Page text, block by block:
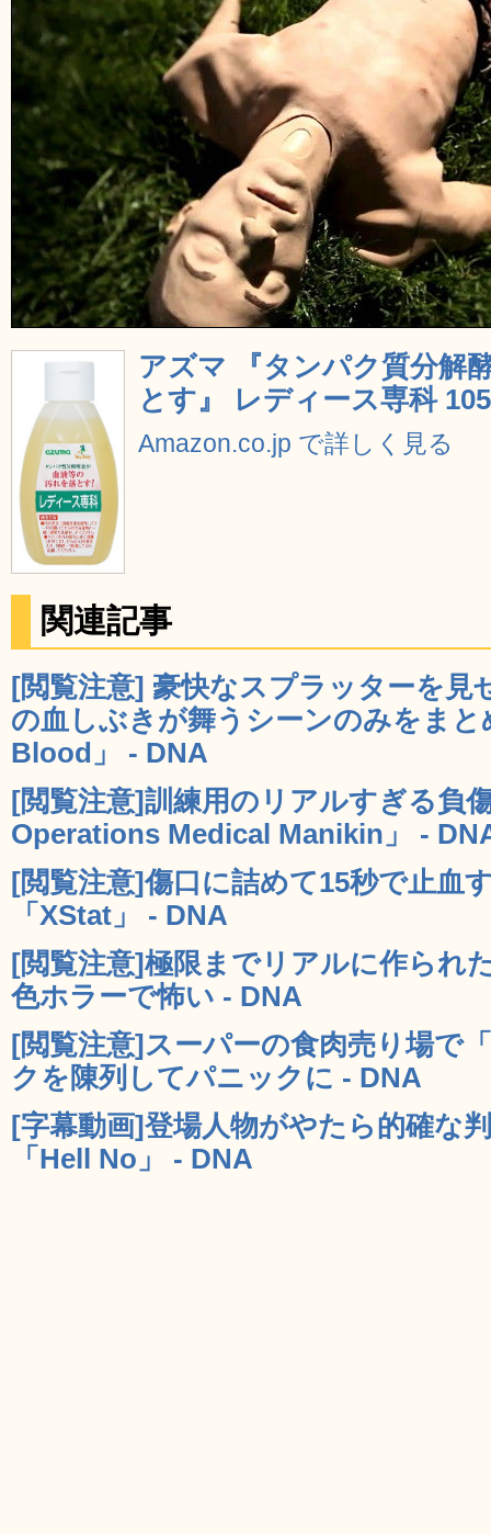
アズマ 『タンパク質分解
とす』 レディース専科
Amazon.co.jp で詳しく見る
関連記事
[閲覧注意] 豪快なスプラッターを見
の血しぶきが舞うシーンのみをま
Blood」 - DNA
[閲覧注意]訓練用のリアルすぎる負
Operations Medical Manikin」 -
[閲覧注意]傷口に詰めて15秒で止血
「XStat」 - DNA
[閲覧注意]極限までリアルに作られ
色ホラーで怖い - DNA
[閲覧注意]スーパーの食肉売り場で
クを陳列してパニックに - DNA
[字幕動画]登場人物がやたら的確な
「Hell No」 - DNA